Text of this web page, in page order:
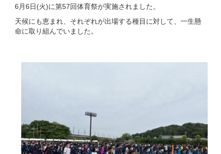
6月6日(火)に第57回体育祭が実施されました。
天候にも恵まれ、それぞれが出場する種目に対して、一生懸
命に取り組んでいました。